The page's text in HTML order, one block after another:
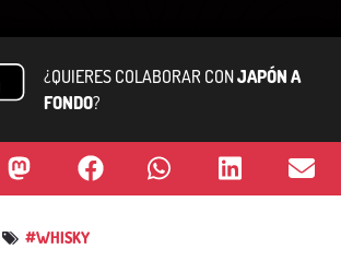
¿QUIERES COLABORAR CONJAPÓN A
FONDO?
#WHISKY